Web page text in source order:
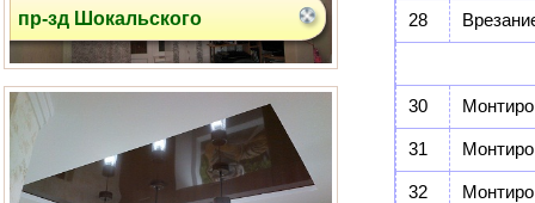
Соловьиная Роща 28
30
31
32